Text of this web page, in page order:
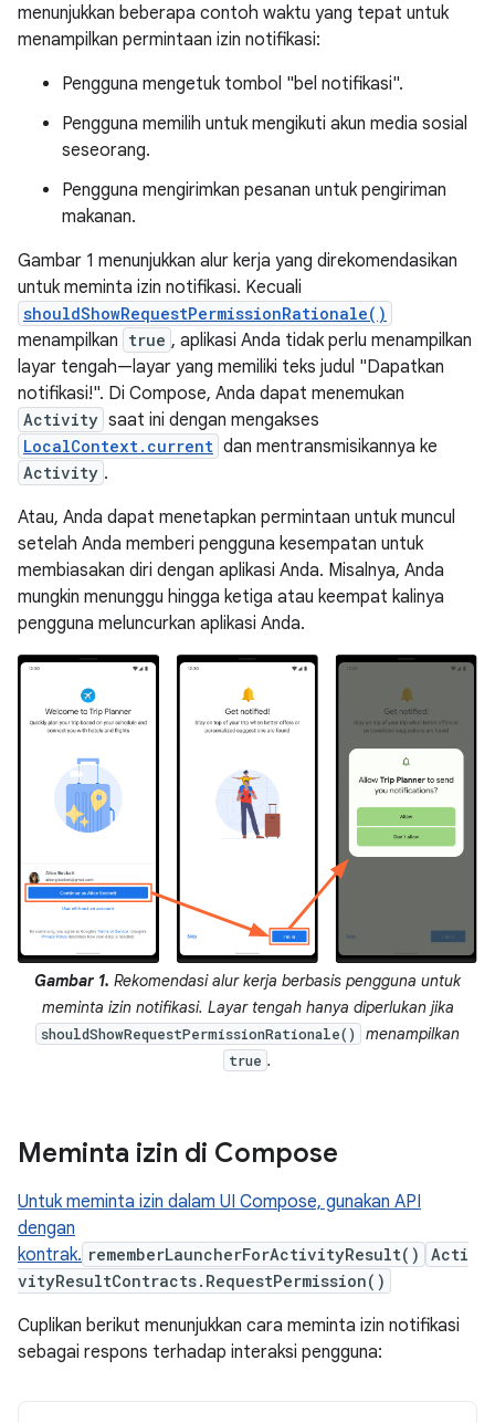
menunjukkan beberapa contoh waktu yang tepat untuk
menampilkan permintaan izin notifikasi:
Pengguna mengetuk tombol "bel notifikasi".
Pengguna memilih untuk mengikuti akun media sosial
seseorang.
Pengguna mengirimkan pesanan untuk pengiriman
makanan.
Gambar 1 menunjukkan alur kerja yang direkomendasikan
untuk meminta izin notifikasi. Kecuali
shouldShowRequestPermissionRationale()
menampilkan true , aplikasi Anda tidak perlu menampilkan
layar tengah—layar yang memiliki teks judul "Dapatkan
notifikasi!". Di Compose, Anda dapat menemukan
Activity saat ini dengan mengakses
LocalContext.current dan mentransmisikannya ke
Activity .
Atau, Anda dapat menetapkan permintaan untuk muncul
setelah Anda memberi pengguna kesempatan untuk
membiasakan diri dengan aplikasi Anda. Misalnya, Anda
mungkin menunggu hingga ketiga atau keempat kalinya
pengguna meluncurkan aplikasi Anda.
Gambar 1. Rekomendasi alur kerja berbasis pengguna untuk
meminta izin notifikasi. Layar tengah hanya diperlukan jika
shouldShowRequestPermissionRationale() menampilkan
true .
Meminta izin di Compose
Untuk meminta izin dalam UI Compose, gunakan API
dengan
kontrak. rememberLauncherForActivityResult()
Acti
vityResultContracts.RequestPermission()
Cuplikan berikut menunjukkan cara meminta izin notifikasi
sebagai respons terhadap interaksi pengguna: